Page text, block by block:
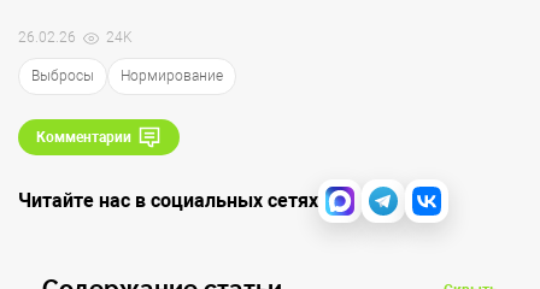
26.02.26 24K
Выбросы Нормирование
Комментарии
Читайте нас в социальных сетях